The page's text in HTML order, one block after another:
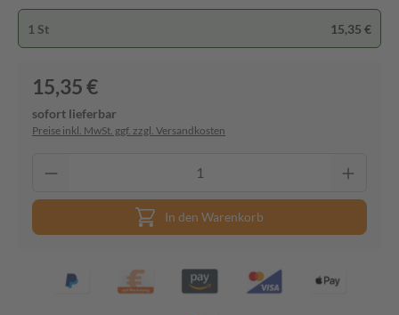
1 St 15,35 €
15,35 €
sofort lieferbar
Preise inkl. MwSt. ggf. zzgl. Versandkosten
In den Warenkorb